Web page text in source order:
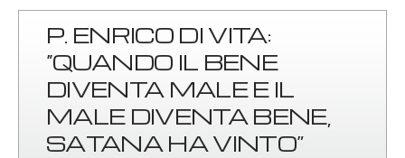
P. ENRICO DI VITA:
“QUANDO IL BENE
DIVENTA MALE E IL
MALE DIVENTA BENE,
SATANA HA VINTO”